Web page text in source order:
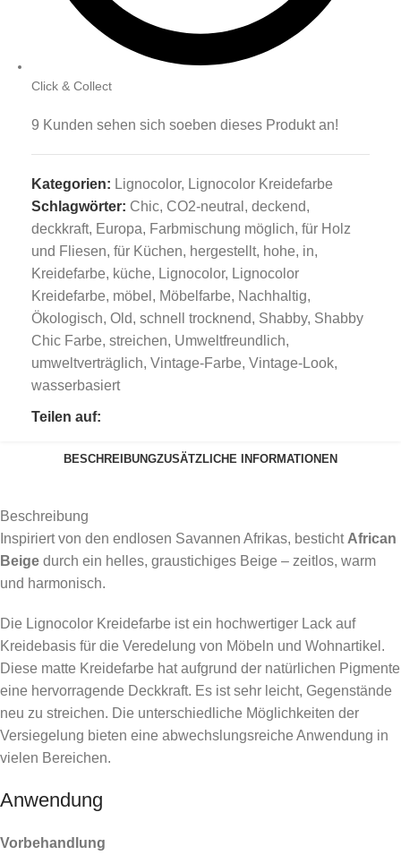
Click & Collect
9 Kunden sehen sich soeben dieses Produkt an!
Kategorien: Lignocolor, Lignocolor Kreidefarbe
Schlagwörter: Chic, CO2-neutral , deckend,
deckkraft, Europa, Farbmischung möglich, für Holz
und Fliesen, für Küchen, hergestellt, hohe, in,
Kreidefarbe, küche, Lignocolor, Lignocolor
Kreidefarbe, möbel , Möbelfarbe, Nachhaltig,
Ökologisch, Old, schnell trocknend, Shabby, Shabby
Chic Farbe, streichen, Umweltfreundlich,
umweltverträglich, Vintage-Farbe, Vintage-Look,
wasserbasiert
Teilen auf:
BESCHREIBUNGZUSÄTZLICHE INFORMATIONEN
Beschreibung
Inspiriert von den endlosen Savannen Afrikas, besticht African
Beige durch ein helles, graustichiges Beige – zeitlos, warm
und harmonisch.
Die Lignocolor Kreidefarbe ist ein hochwertiger Lack auf
Kreidebasis für die Veredelung von Möbeln und Wohnartikel.
Diese matte Kreidefarbe hat aufgrund der natürlichen Pigmente
eine hervorragende Deckkraft. Es ist sehr leicht, Gegenstände
neu zu streichen. Die unterschiedliche Möglichkeiten der
Versiegelung bieten eine abwechslungsreiche Anwendung in
vielen Bereichen.
Anwendung
Vorbehandlung